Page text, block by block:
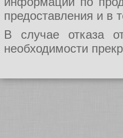
предоставления и в
В случае отказа
необходимости